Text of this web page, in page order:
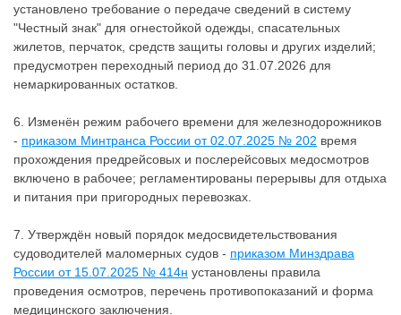
установлено требование о передаче сведений в систему
"Честный знак" для огнестойкой одежды, спасательных
жилетов, перчаток, средств защиты головы и других изделий;
предусмотрен переходный период до 31.07.2026 для
немаркированных остатков.
6. Изменён режим рабочего времени для железнодорожников
- приказом Минтранса России от 02.07.2025 № 202 время
прохождения предрейсовых и послерейсовых медосмотров
включено в рабочее; регламентированы перерывы для отдыха
и питания при пригородных перевозках.
7. Утверждён новый порядок медосвидетельствования
судоводителей маломерных судов - приказом Минздрава
России от 15.07.2025 № 414н установлены правила
проведения осмотров, перечень противопоказаний и форма
медицинского заключения.